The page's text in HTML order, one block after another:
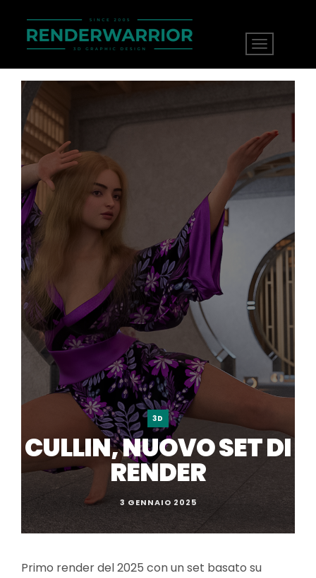
3D
CULLIN, NUOVO SET DI
RENDER
3 GENNAIO 2025
Primo render del 2025 con un set basato su